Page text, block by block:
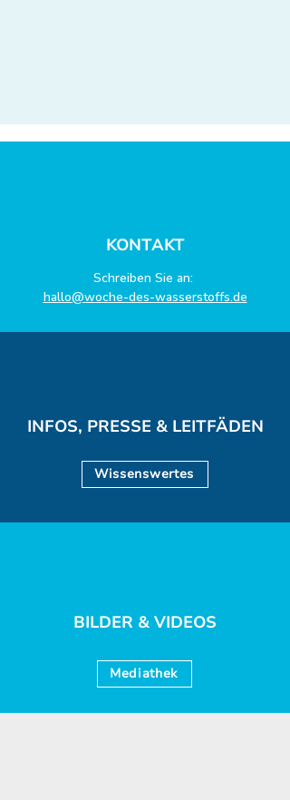
KONTAKT
Schreiben Sie an:
hallo@woche-des-wasserstoffs.de
INFOS, PRESSE & LEITFÄDEN
Wissenswertes
BILDER & VIDEOS
Mediathek